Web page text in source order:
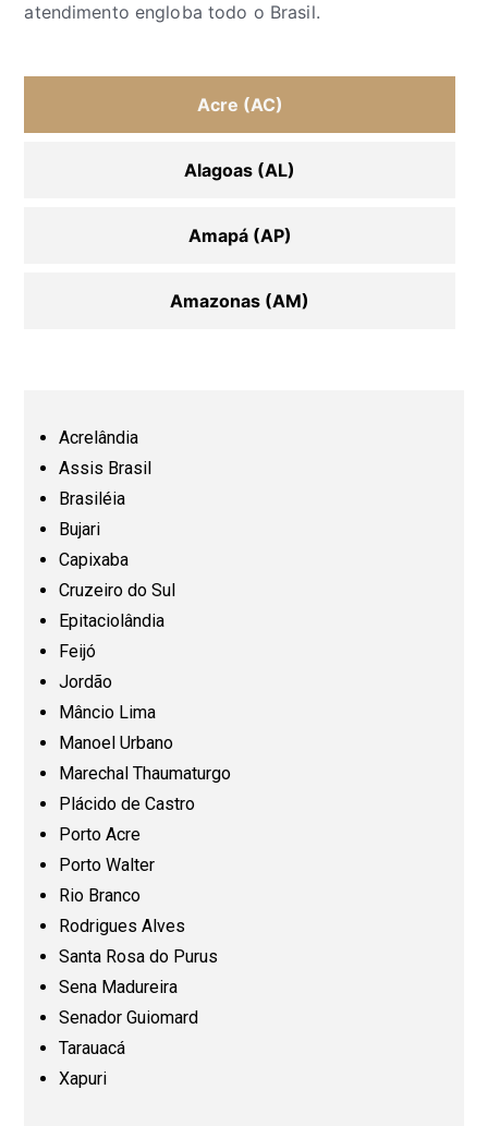
atendimento engloba todo o Brasil.
Acre (AC)
Alagoas (AL)
Amapá (AP)
Amazonas (AM)
Paraíba (PB)
Paraná (PR)
Acrelândia
Assis Brasil
Brasiléia
Bujari
Capixaba
Cruzeiro do Sul
Epitaciolândia
Feijó
Jordão
Mâncio Lima
Manoel Urbano
Marechal Thaumaturgo
Plácido de Castro
Porto Acre
Porto Walter
Rio Branco
Rodrigues Alves
Santa Rosa do Purus
Sena Madureira
Senador Guiomard
Tarauacá
Xapuri